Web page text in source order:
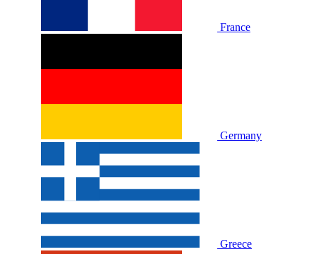
France
Germany
Greece